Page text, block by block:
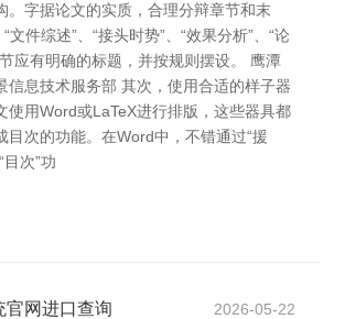
。字据论文的实质，合理分辩章节和末
文件综述”、“接头时势”、“效果分析”、“论
应有明确的标题，并按规则摆设。 鹰潭
信息技术服务部 其次，使用合适的样子器
使用Word或LaTeX进行排版，这些器具都
目次的功能。在Word中，不错通过“援
目次”功
官网进口查询 2026-05-22